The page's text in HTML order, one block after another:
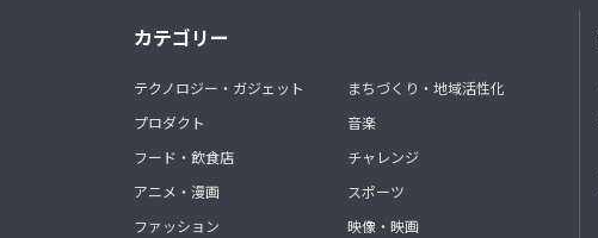
カテゴリー
テクノロジー・ガジェット
プロダクト
フード・飲食店
アニメ・漫画
ファッション
まちづくり・地域活性化
音楽
チャレンジ
スポーツ
映像・映画